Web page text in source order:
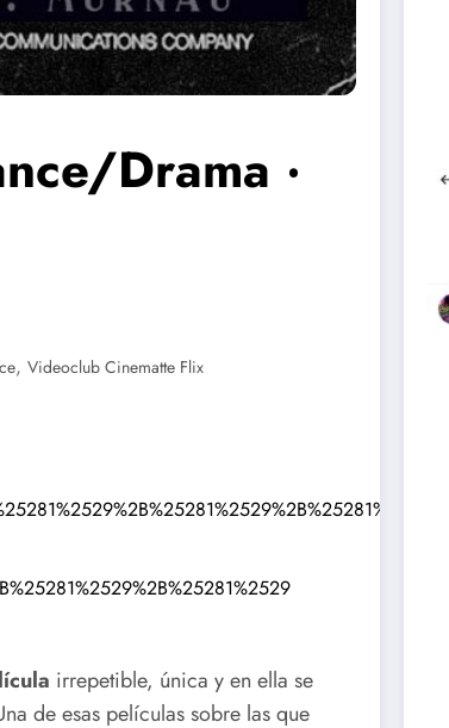
Drama ‧
, Videoclub Cinematte Flix
irrepetible, única y en ella se
de esas películas sobre las que